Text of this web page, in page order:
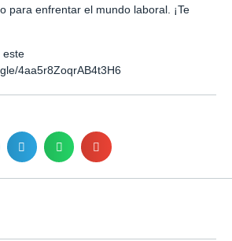
para enfrentar el mundo laboral. ¡Te
este
4aa5r8ZoqrAB4t3H6